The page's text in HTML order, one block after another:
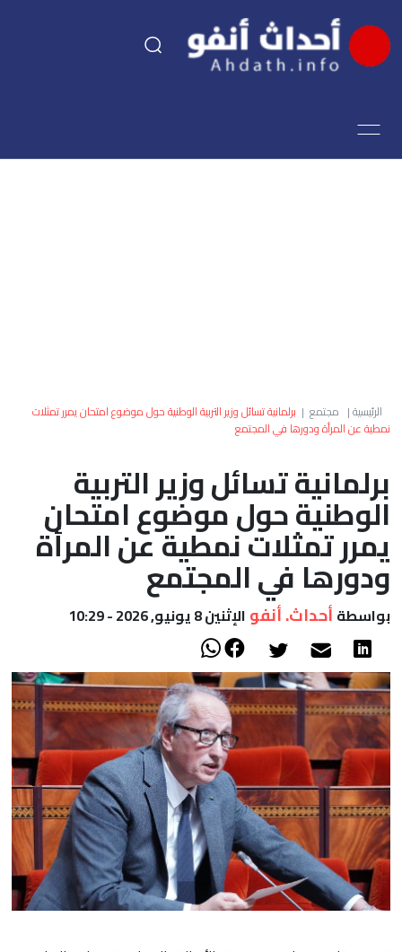
اقتصاد
العالم
الصحراء
الرئيسية| مجتمع | برلمانية تسائل وزير التربية الوطنية حول موضوع امتحان يمرر تمثلات
نمطية عن المرأة ودورها في المجتمع
برلمانية تسائل وزير التربية
الوطنية حول موضوع امتحان
يمرر تمثلات نمطية عن المرأة
ودورها في المجتمع
بواسطة أحداث. أنفو الإثنين 8 يونيو, 2026 - 10:29